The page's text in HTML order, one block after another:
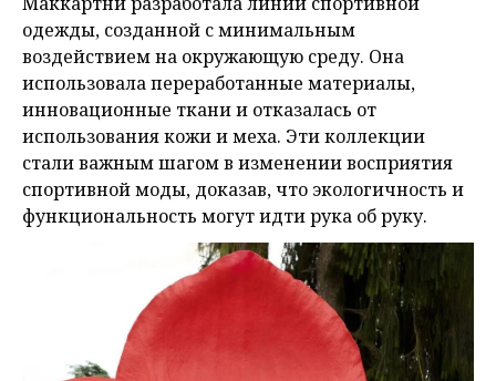
одежды, созданной с минимальным
воздействием на окружающую среду. Она
использовала переработанные материалы,
инновационные ткани и отказалась от
использования кожи и меха. Эти коллекции
стали важным шагом в изменении восприятия
спортивной моды, доказав, что экологичность и
функциональность могут идти рука об руку.